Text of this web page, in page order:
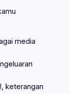
media
keterangan